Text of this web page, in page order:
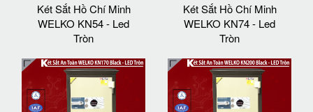
Két Sắt Hồ Chí Minh
WELKO KN54 - Led
Tròn
Két Sắt Hồ Chí Minh
WELKO KN74 - Led
Tròn